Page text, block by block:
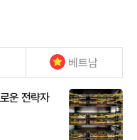
베트남
운 전략자